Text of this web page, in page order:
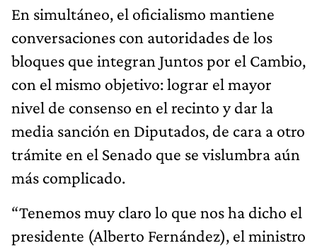
En simultáneo, el oficialismo mantiene
conversaciones con autoridades de los
bloques que integran Juntos por el Cambio,
con el mismo objetivo: lograr el mayor
nivel de consenso en el recinto y dar la
media sanción en Diputados, de cara a otro
trámite en el Senado que se vislumbra aún
más complicado.
“Tenemos muy claro lo que nos ha dicho el
presidente (Alberto Fernández), el ministro